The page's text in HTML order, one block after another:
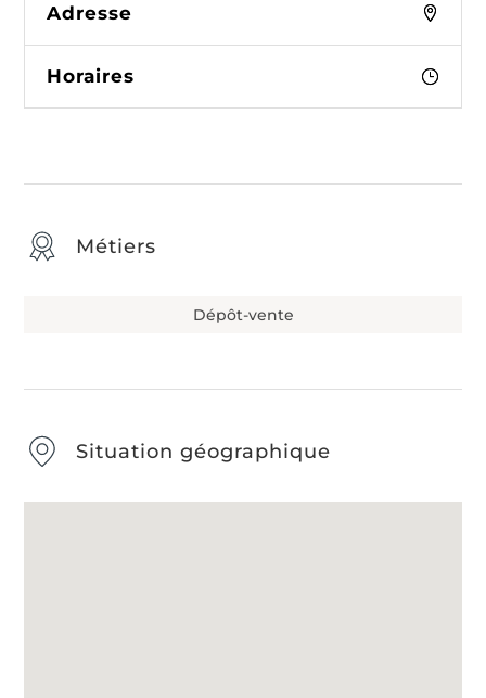
Adresse
Horaires
Métiers
Dépôt-vente
Situation géographique